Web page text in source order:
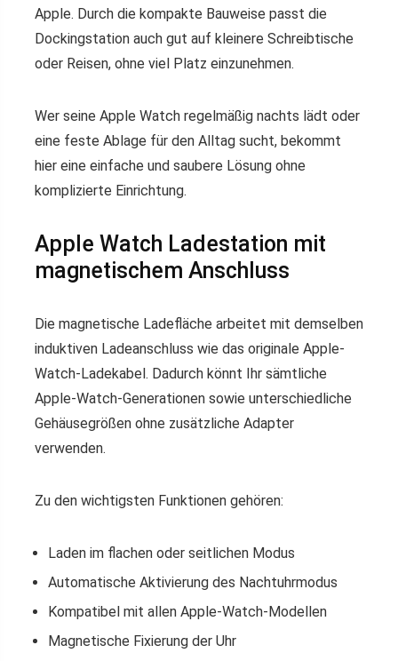
Apple. Durch die kompakte Bauweise passt die
Dockingstation auch gut auf kleinere Schreibtische
oder Reisen, ohne viel Platz einzunehmen.
Wer seine Apple Watch regelmäßig nachts lädt oder
eine feste Ablage für den Alltag sucht, bekommt
hier eine einfache und saubere Lösung ohne
komplizierte Einrichtung.
Apple Watch Ladestation mit
magnetischem Anschluss
Die magnetische Ladefläche arbeitet mit demselben
induktiven Ladeanschluss wie das originale Apple-
Watch-Ladekabel. Dadurch könnt Ihr sämtliche
Apple-Watch-Generationen sowie unterschiedliche
Gehäusegrößen ohne zusätzliche Adapter
verwenden.
Zu den wichtigsten Funktionen gehören:
Laden im flachen oder seitlichen Modus
Automatische Aktivierung des Nachtuhrmodus
Kompatibel mit allen Apple-Watch-Modellen
Magnetische Fixierung der Uhr